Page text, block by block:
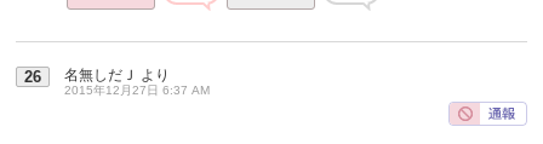
26 名無しだＪ より
2015年12月27日 6:37 AM